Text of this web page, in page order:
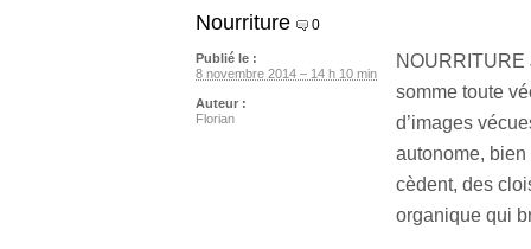
Nourriture 0
NOURRITURE
somme toute
d’images
autonome,
cèdent, des
organique qui
Publié le :
8 novembre 2014 – 14 h 10 min
Auteur :
Florian